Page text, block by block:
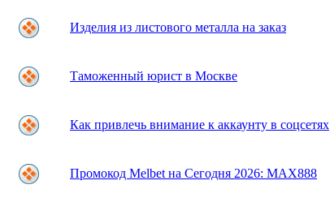
Изделия из листового металла на заказ
Таможенный юрист в Москве
Как привлечь внимание к аккаунту в соцсетях
Промокод Melbet на Сегодня 2026: MAX888